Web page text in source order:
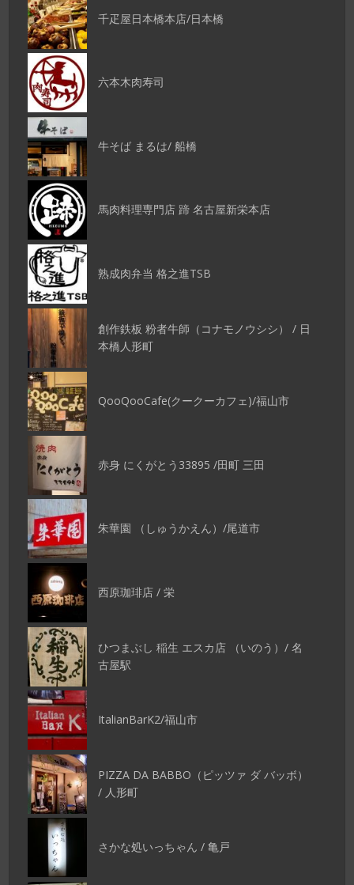
千疋屋日本橋本店/日本橋
六本木肉寿司
牛そば まるは/ 船橋
馬肉料理専門店 蹄 名古屋新栄本店
熟成肉弁当 格之進TSB
創作鉄板 粉者牛師（コナモノウシシ） / 日
本橋人形町
QooQooCafe(クークーカフェ)/福山市
赤身 にくがとう33895 /田町 三田
朱華園 （しゅうかえん）/尾道市
西原珈琲店 / 栄
ひつまぶし 稲生 エスカ店 （いのう）/ 名
古屋駅
ItalianBarK2/福山市
PIZZA DA BABBO（ピッツァ ダ バッボ）
/ 人形町
さかな処いっちゃん / 亀戸